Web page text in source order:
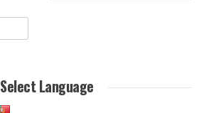
Select Language